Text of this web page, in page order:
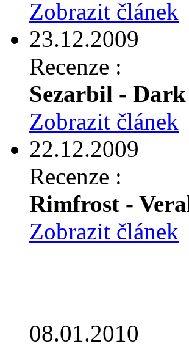
Zobrazit článek
23.12.2009
Recenze :
Sezarbil -
Zobrazit článek
22.12.2009
Recenze :
Rimfrost -
Zobrazit článek
08.01.2010